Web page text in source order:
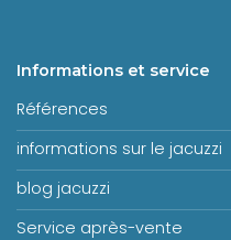
Informations et service
Références
informations sur le jacuzzi
blog jacuzzi
Service après-vente